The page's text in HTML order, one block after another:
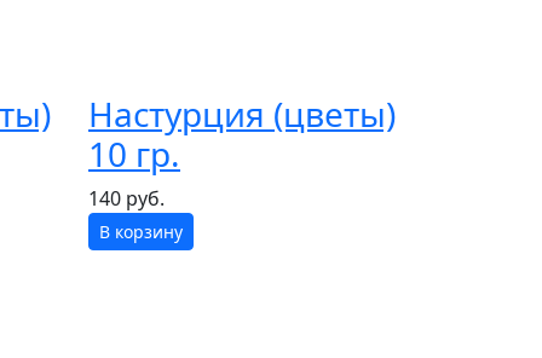
Настурция (цветы)
10 гр.
140 руб.
В корзину